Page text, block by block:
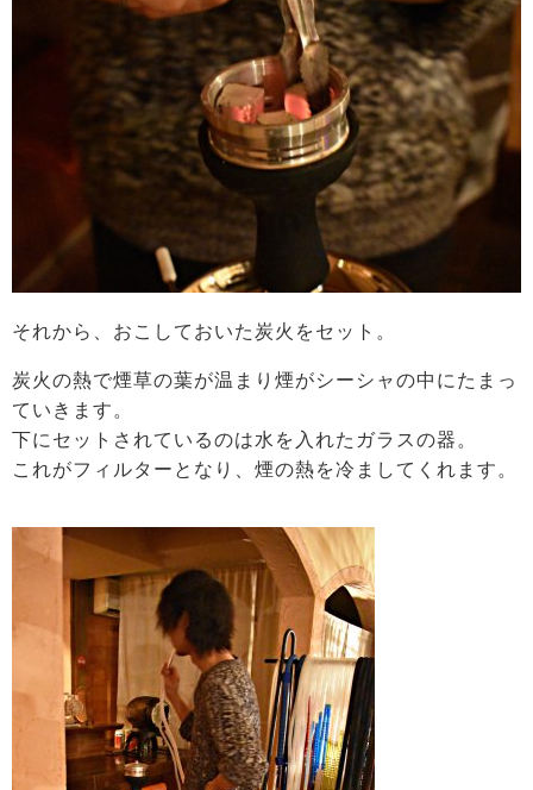
それから、おこしておいた炭火をセット。
炭火の熱で煙草の葉が温まり煙がシーシャの中にたまっ
ていきます。
下にセットされているのは水を入れたガラスの器。
これがフィルターとなり、煙の熱を冷ましてくれます。